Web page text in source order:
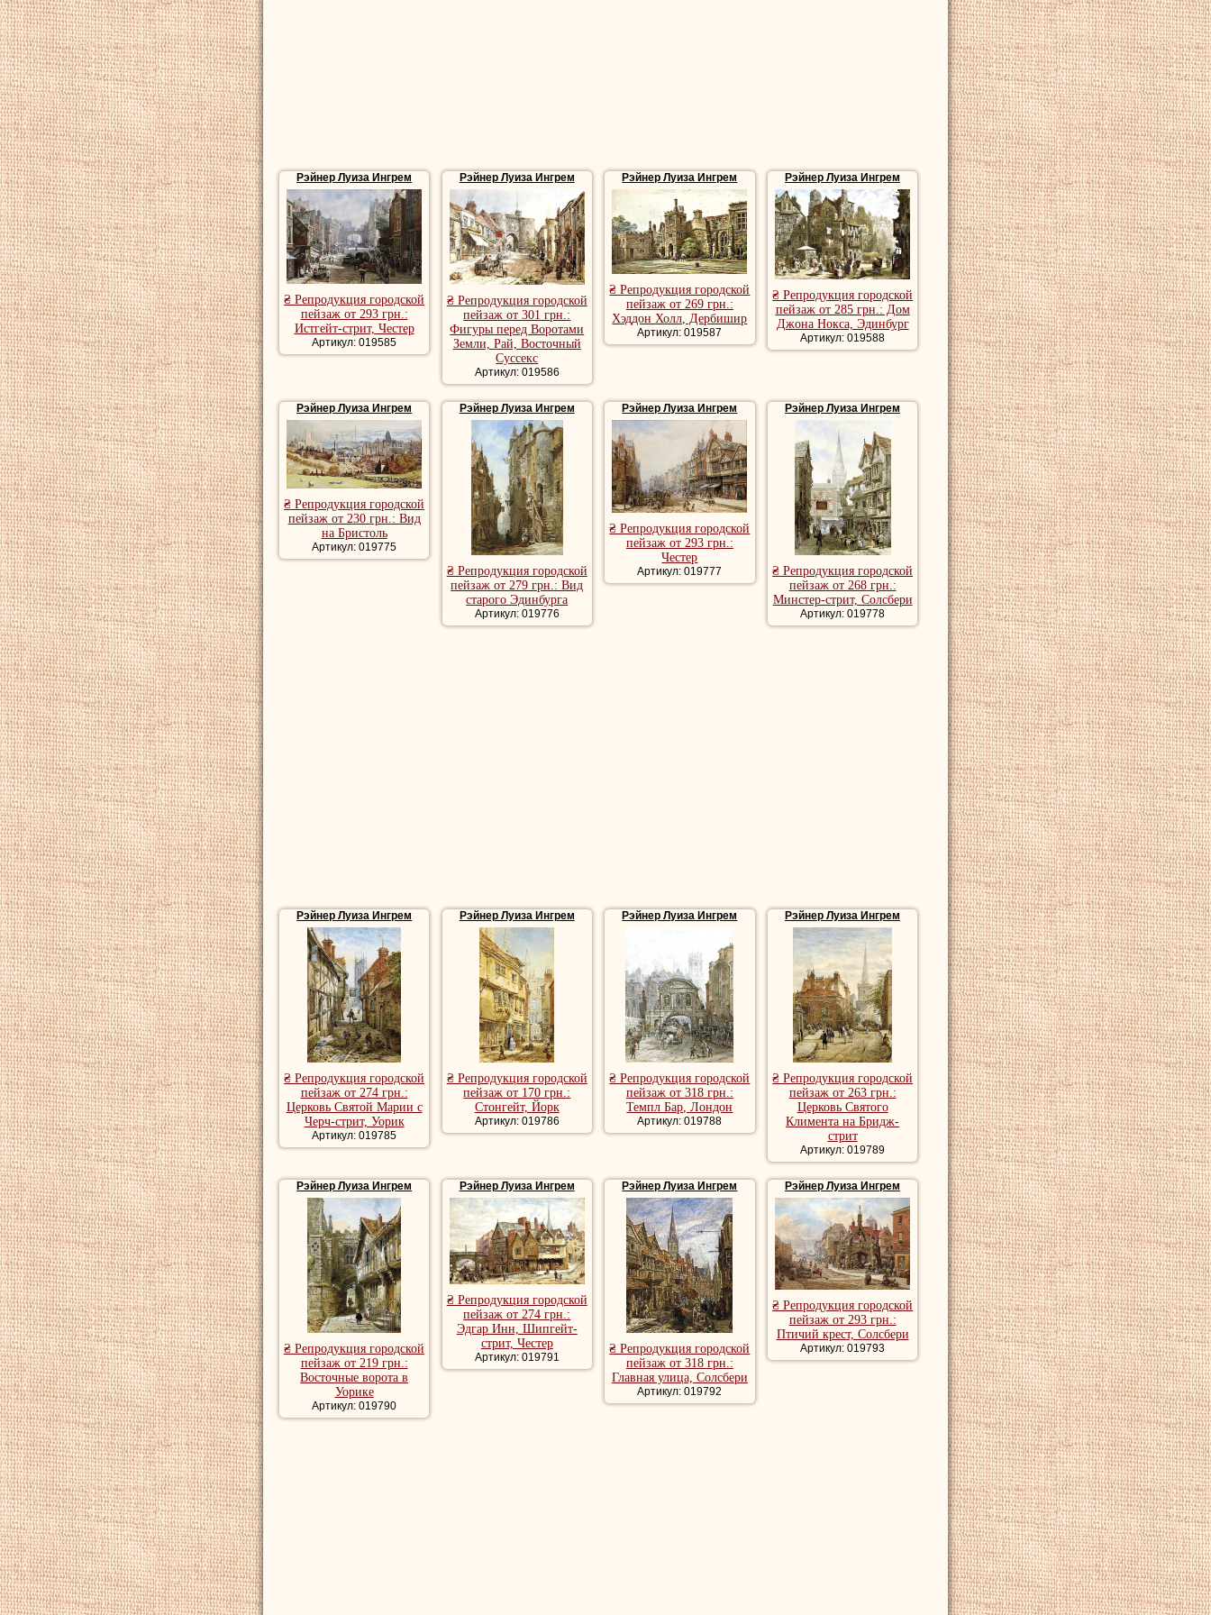
Рэйнер Луиза Ингрем
₴ Репродукция городской
пейзаж от 293 грн.:
Истгейт-стрит, Честер
Артикул: 019585
Рэйнер Луиза Ингрем
₴ Репродукция городской
пейзаж от 301 грн.:
Фигуры перед Воротами
Земли, Рай, Восточный
Суссекс
Артикул: 019586
Рэйнер Луиза Ингрем
₴ Репродукция городской
пейзаж от 269 грн.:
Хэддон Холл, Дербишир
Артикул: 019587
Рэйнер Луиза Ингрем
₴ Репродукция городской
пейзаж от 285 грн.: Дом
Джона Нокса, Эдинбург
Артикул: 019588
Рэйнер Луиза Ингрем
₴ Репродукция городской
пейзаж от 230 грн.: Вид
на Бристоль
Артикул: 019775
Рэйнер Луиза Ингрем
₴ Репродукция городской
пейзаж от 279 грн.: Вид
старого Эдинбурга
Артикул: 019776
Рэйнер Луиза Ингрем
₴ Репродукция городской
пейзаж от 293 грн.:
Честер
Артикул: 019777
Рэйнер Луиза Ингрем
₴ Репродукция городской
пейзаж от 268 грн.:
Минстер-стрит, Солсбери
Артикул: 019778
Рэйнер Луиза Ингрем
₴ Репродукция городской
пейзаж от 274 грн.:
Церковь Святой Марии с
Черч-стрит, Уорик
Артикул: 019785
Рэйнер Луиза Ингрем
₴ Репродукция городской
пейзаж от 170 грн.:
Стонгейт, Йорк
Артикул: 019786
Рэйнер Луиза Ингрем
₴ Репродукция городской
пейзаж от 318 грн.:
Темпл Бар, Лондон
Артикул: 019788
Рэйнер Луиза Ингрем
₴ Репродукция городской
пейзаж от 263 грн.:
Церковь Святого
Климента на Бридж-
стрит
Артикул: 019789
Рэйнер Луиза Ингрем
₴ Репродукция городской
пейзаж от 219 грн.:
Восточные ворота в
Уорике
Артикул: 019790
Рэйнер Луиза Ингрем
₴ Репродукция городской
пейзаж от 274 грн.:
Эдгар Инн, Шипгейт-
стрит, Честер
Артикул: 019791
Рэйнер Луиза Ингрем
₴ Репродукция городской
пейзаж от 318 грн.:
Главная улица, Солсбери
Артикул: 019792
Рэйнер Луиза Ингрем
₴ Репродукция городской
пейзаж от 293 грн.:
Птичий крест, Солсбери
Артикул: 019793